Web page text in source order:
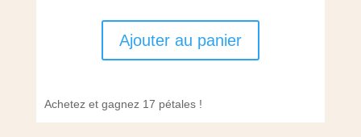
Ajouter au panier
Achetez et gagnez 17 pétales !